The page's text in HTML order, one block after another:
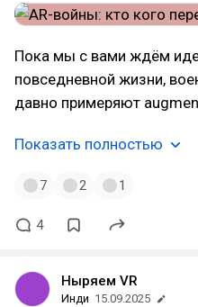
Пока мы с вами ждём
повседневной жизни,
давно примеряют
Показать полностью
7 2 1
4
Ныряем VR
Инди 15.09.2025